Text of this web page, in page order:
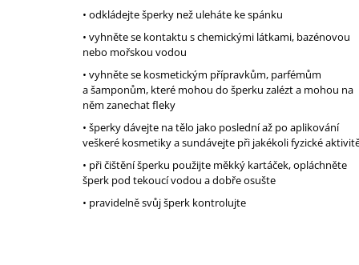
• odkládejte šperky než uleháte ke spánku
• vyhněte se kontaktu s chemickými látkami, bazénovou
nebo mořskou vodou
• vyhněte se kosmetickým přípravkům, parfémům
a šamponům, které mohou do šperku zalézt a mohou na
něm zanechat fleky
• šperky dávejte na tělo jako poslední až po aplikování
veškeré kosmetiky a sundávejte při jakékoli fyzické
• při čištění šperku použijte měkký kartáček, opláchněte
šperk pod tekoucí vodou a dobře osušte
• pravidelně svůj šperk kontrolujte